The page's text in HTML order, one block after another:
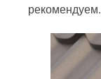
рекомендуем.